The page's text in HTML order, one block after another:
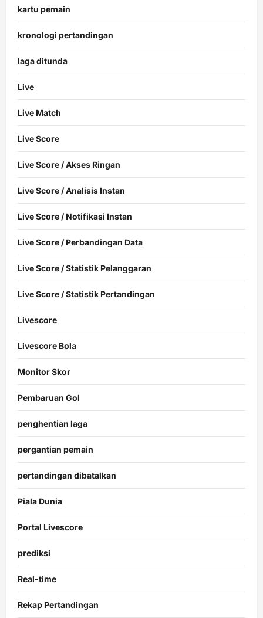
kartu pemain
kronologi pertandingan
laga ditunda
Live
Live Match
Live Score
Live Score / Akses Ringan
Live Score / Analisis Instan
Live Score / Notifikasi Instan
Live Score / Perbandingan Data
Live Score / Statistik Pelanggaran
Live Score / Statistik Pertandingan
Livescore
Livescore Bola
Monitor Skor
Pembaruan Gol
penghentian laga
pergantian pemain
pertandingan dibatalkan
Piala Dunia
Portal Livescore
prediksi
Real-time
Rekap Pertandingan